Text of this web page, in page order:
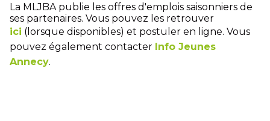
La MLJBA publie les offres d'emplois saisonniers de
ses partenaires. Vous pouvez les retrouver
ici (lorsque disponibles) et postuler en ligne. Vous
pouvez également contacter Info Jeunes
Annecy.